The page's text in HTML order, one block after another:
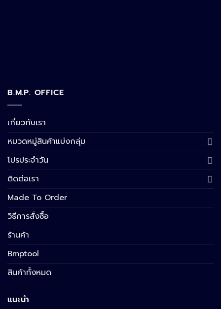
B.M.P. OFFICE
เกี่ยวกับเรา
หมวดหมู่สินค้าแบ่งกลุ่ม
โปรประจำวัน
ติดต่อเรา
Made To Order
วิธีการสั่งซื้อ
ร้านค้า
Bmptool
สินค้าทั้งหมด
แนะนำ